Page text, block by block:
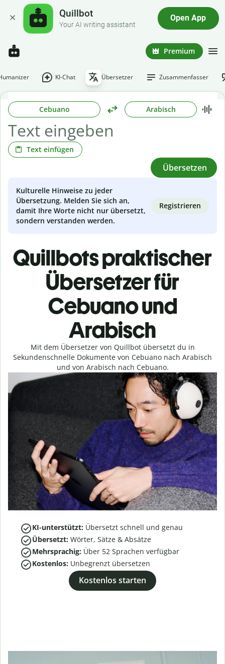
Quillbot
Your AI writing assistant
Open App
Premium
KI-Chat Übersetzer Zusammenfasser
Cebuano Arabisch
Text einfügen
Übersetzen
Kulturelle Hinweise zu jeder
Übersetzung. Melden Sie sich an,
damit Ihre Worte nicht nur übersetzt,
sondern verstanden werden.
Registrieren
Quillbots praktischer
Übersetzer für
Cebuano und
Arabisch
Mit dem Übersetzer von Quillbot übersetzt du in
Sekundenschnelle Dokumente von Cebuano nach Arabisch
und von Arabisch nach Cebuano.
KI-unterstützt: Übersetzt schnell und genau
Übersetzt: Wörter, Sätze & Absätze
Mehrsprachig: Über 52 Sprachen verfügbar
Kostenlos: Unbegrenzt übersetzen
Kostenlos starten